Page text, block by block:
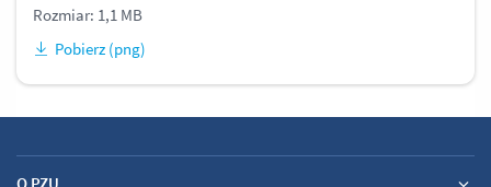
Rozmiar: 1,1 MB
Pobierz (png)